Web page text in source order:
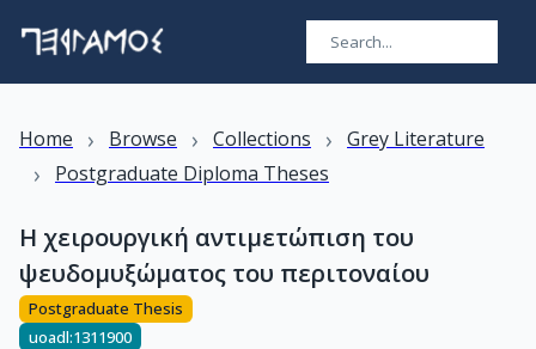
Home › Browse › Collections › Grey Literature
› Postgraduate Diploma Theses
Η χειρουργική αντιμετώπιση του
ψευδομυξώματος του περιτοναίου
Postgraduate Thesis
uoadl:1311900